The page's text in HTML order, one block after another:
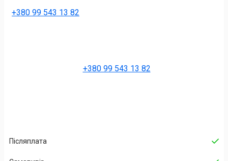
+380 99 543 13 82
+380 99 543 13 82
Післяплата